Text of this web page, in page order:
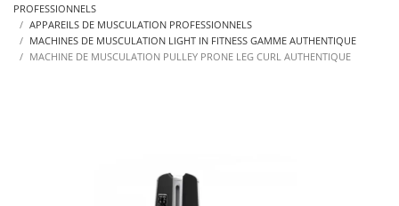
PROFESSIONNELS
APPAREILS DE MUSCULATION PROFESSIONNELS
MACHINES DE MUSCULATION LIGHT IN FITNESS GAMME AUTHENTIQUE
MACHINE DE MUSCULATION PULLEY PRONE LEG CURL AUTHENTIQUE